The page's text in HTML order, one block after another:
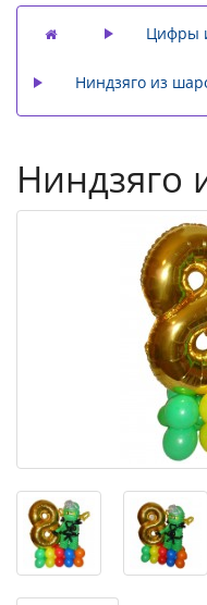
Цифры
Ниндзяго из
Ниндзяго